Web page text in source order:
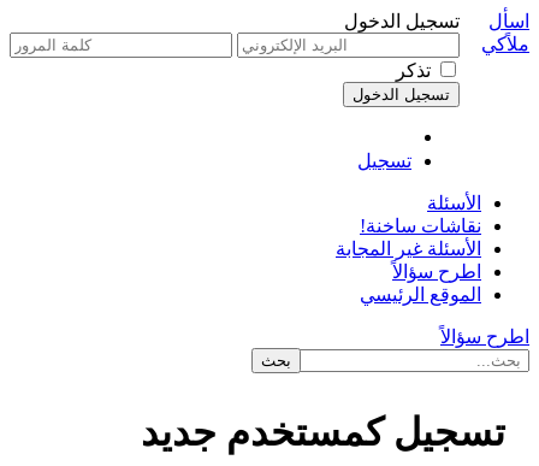
تسجيل الدخول
تذكر
تسجيل
اسأل
ملاًكي
الأسئلة
نقاشات ساخنة!
الأسئلة غير المجابة
اطرح سؤالاً
الموقع الرئيسي
اطرح سؤالاً
تسجيل كمستخدم جديد